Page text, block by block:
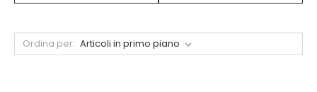
Ordina per: